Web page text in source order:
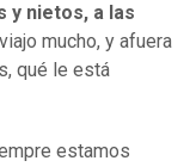
y nietos, a las
mucho, y afuera
qué le está
estamos